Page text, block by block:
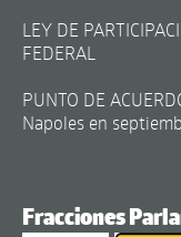
LEY DE
FEDERAL
PUNTO DE
Napoles en
Fracciones